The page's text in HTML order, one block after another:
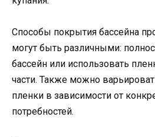
Способы покрытия бассейна
могут быть различными:
бассейн или использовать
части. Также можно
пленки в зависимости от
потребностей.